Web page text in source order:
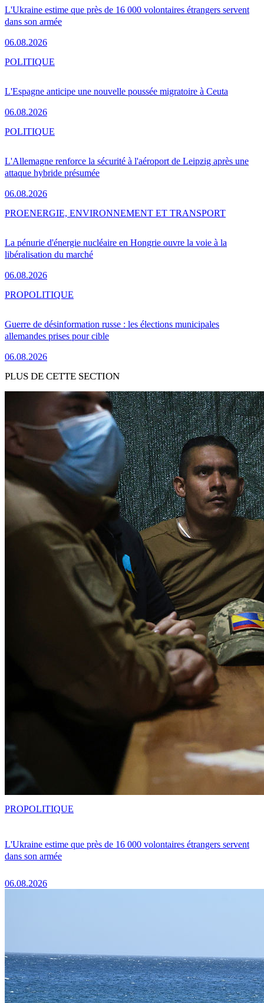
L'Ukraine estime que près de 16 000 volontaires étrangers servent
dans son armée
06.08.2026
L'Espagne anticipe une nouvelle poussée migratoire à Ceuta
06.08.2026
POLITIQUE
L'Allemagne renforce la sécurité à l'aéroport de Leipzig après une
attaque hybride présumée
06.08.2026
POLITIQUE
La pénurie d'énergie nucléaire en Hongrie ouvre la voie à la
libéralisation du marché
06.08.2026
PROENERGIE, ENVIRONNEMENT ET TRANSPORT
Guerre de désinformation russe : les élections municipales
allemandes prises pour cible
06.08.2026
PROPOLITIQUE
PLUS DE CETTE SECTION
L'Ukraine estime que près de 16 000 volontaires étrangers servent
dans son armée
06.08.2026
PROPOLITIQUE